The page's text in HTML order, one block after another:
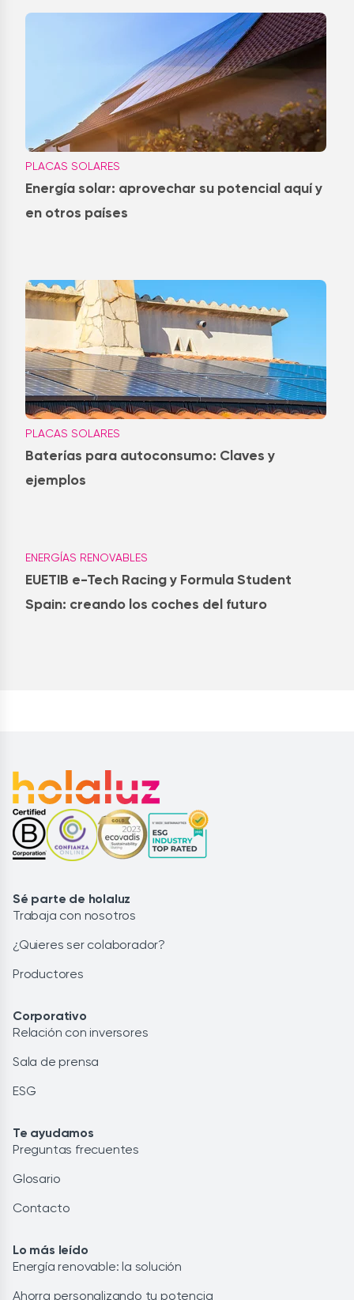
PLACAS SOLARES
Energía solar: aprovechar su potencial aquí y
en otros países
PLACAS SOLARES
Baterías para autoconsumo: Claves y
ejemplos
ENERGÍAS RENOVABLES
EUETIB e-Tech Racing y Formula Student
Spain: creando los coches del futuro
Sé parte de holaluz
Trabaja con nosotros
¿Quieres ser colaborador?
Productores
Corporativo
Relación con inversores
Sala de prensa
ESG
Te ayudamos
Preguntas frecuentes
Glosario
Contacto
Lo más leído
Energía renovable: la solución
Ahorra personalizando tu potencia